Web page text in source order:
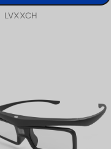
LVXXCH